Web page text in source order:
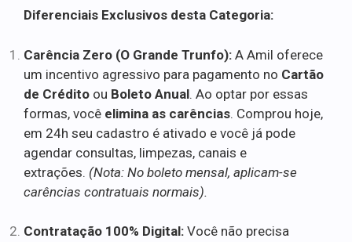
Diferenciais Exclusivos desta Categoria:
Carência Zero (O Grande Trunfo): A Amil oferece
um incentivo agressivo para pagamento no Cartão
de Crédito ou Boleto Anual. Ao optar por essas
formas, você elimina as carências. Comprou hoje,
em 24h seu cadastro é ativado e você já pode
agendar consultas, limpezas, canais e
extrações. (Nota: No boleto mensal, aplicam-se
carências contratuais normais).
Contratação 100% Digital: Você não precisa